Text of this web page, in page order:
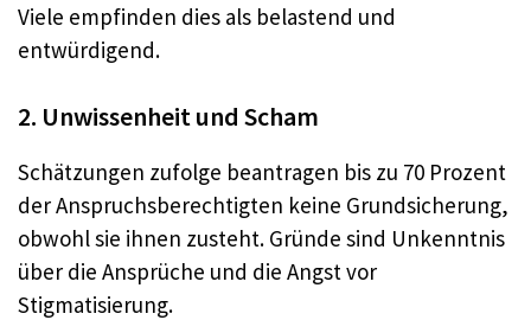
Viele empfinden dies als belastend und
entwürdigend.
2. Unwissenheit und Scham
Schätzungen zufolge beantragen bis zu 70 Prozent
der Anspruchsberechtigten keine Grundsicherung,
obwohl sie ihnen zusteht. Gründe sind Unkenntnis
über die Ansprüche und die Angst vor
Stigmatisierung.